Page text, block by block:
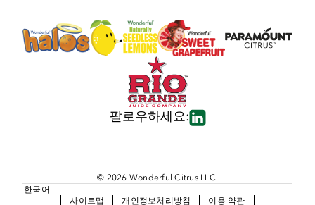
팔로우하세요:
© 2026 Wonderful Citrus LLC.
한국어
사이트맵
개인정보처리방침 이용 약관